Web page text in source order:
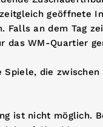
geöffnete
Falls an dem Tag
das WM-Quartier
Spiele, die
ist nicht möglich.